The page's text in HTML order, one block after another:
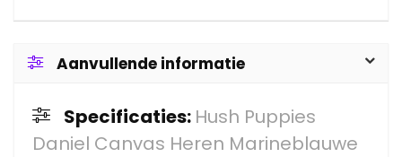
Aanvullende informatie
Specificaties: Hush Puppies
Daniel Canvas Heren Marineblauwe